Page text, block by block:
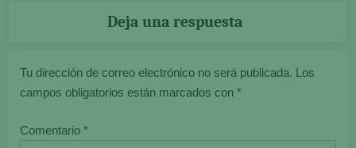
Deja una respuesta
Tu dirección de correo electrónico no será publicada. Los
campos obligatorios están marcados con *
Comentario *